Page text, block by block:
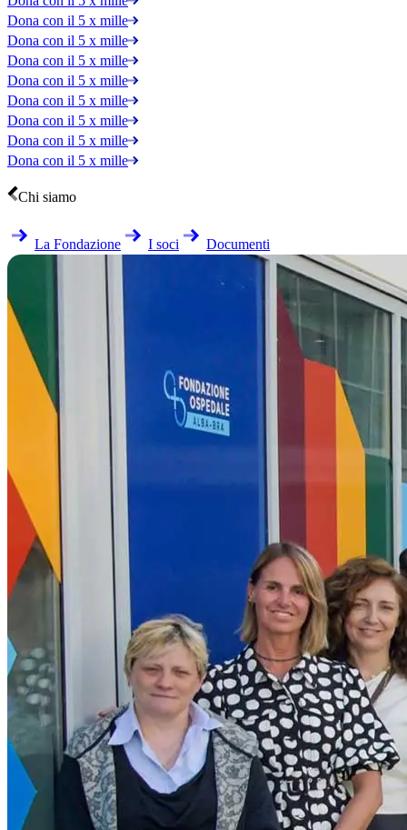
Dona con il 5 x mille
Dona con il 5 x mille
Dona con il 5 x mille
Dona con il 5 x mille
Dona con il 5 x mille
Dona con il 5 x mille
Dona con il 5 x mille
Dona con il 5 x mille
Chi siamo
La Fondazione I soci Documenti